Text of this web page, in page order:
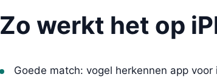
Zo werkt het op
Goede match: vogel herkennen app voor